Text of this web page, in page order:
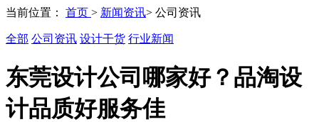
当前位置： 首页 > 新闻资讯> 公司资讯
全部 公司资讯 设计干货 行业新闻
东莞设计公司哪家好？品淘设
计品质好服务佳